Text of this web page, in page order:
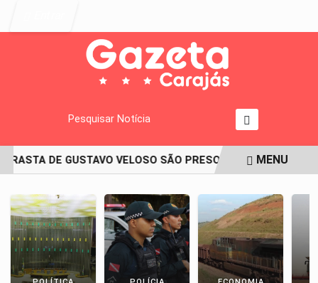
Pesquisar Notícia
DE GUSTAVO VELOSO SÃO PRESOS SUSPEITOS DA
MENU